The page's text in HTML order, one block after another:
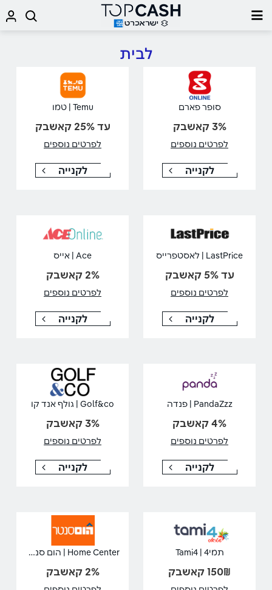
לבית
סופר פארם
3% קאשבק
לפרטים נוספים
לקנייה
Temu | טמו
עד 25% קאשבק
לפרטים נוספים
לקנייה
LastPrice | לאסטפרייס
עד 5% קאשבק
לפרטים נוספים
לקנייה
Ace | אייס
2% קאשבק
לפרטים נוספים
לקנייה
PandaZzz | פנדה
4% קאשבק
לפרטים נוספים
לקנייה
Golf&co | גולף אנד קו
3% קאשבק
לפרטים נוספים
לקנייה
תמי4 | Tami4
150₪ קאשבק
Home Center | הום סנטר
2% קאשבק